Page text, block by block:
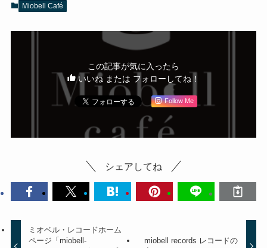
Miobell Café
この記事が気に入ったら
いいね または フォローしてね！
Follow Me
シェアしてね
ミオベル・レコードホーム
ページ「miobell-
miobell records レコードの